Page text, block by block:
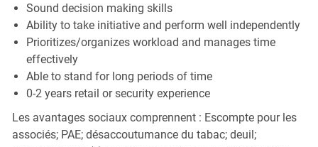
Sound decision making skills
Ability to take initiative and perform well independently
Prioritizes/organizes workload and manages time
effectively
Able to stand for long periods of time
0-2 years retail or security experience
Les avantages sociaux comprennent : Escompte pour les
associés; PAE; désaccoutumance du tabac; deuil;